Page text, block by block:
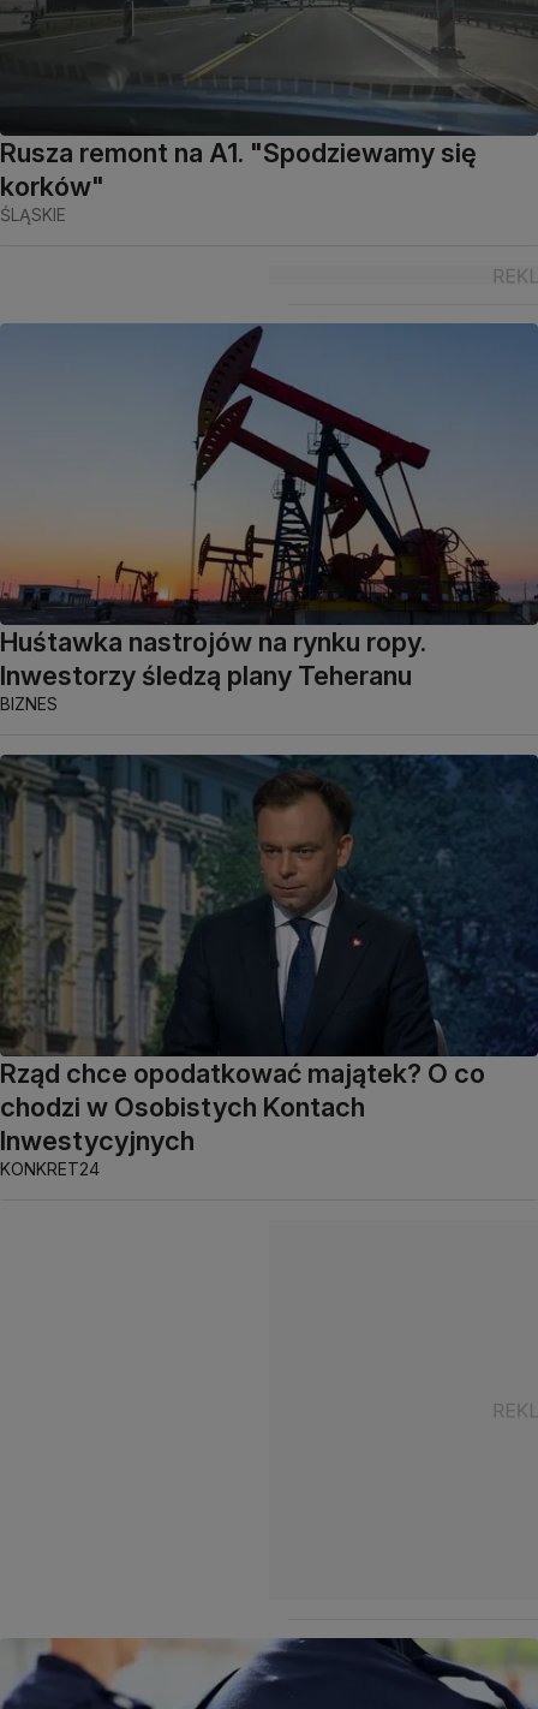
Rusza remont na A1. "Spodziewamy się
korków"
ŚLĄSKIE
Huśtawka nastrojów na rynku ropy.
Inwestorzy śledzą plany Teheranu
BIZNES
Rząd chce opodatkować majątek? O co
chodzi w Osobistych Kontach
Inwestycyjnych
KONKRET24